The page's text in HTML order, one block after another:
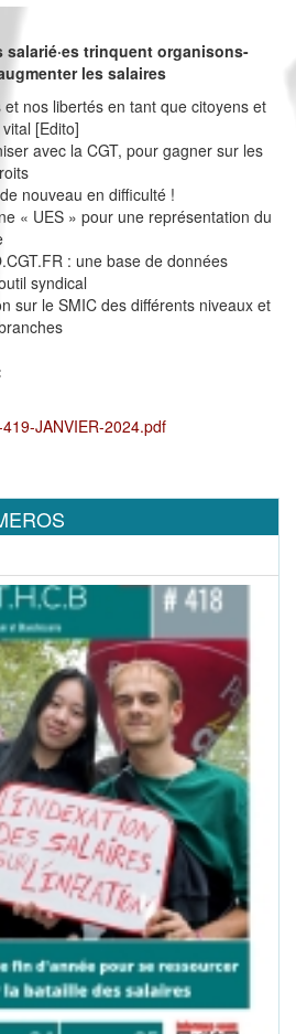
trinquent organisons-
les salaires
nos libertés en tant que citoyens et
[Edito]
avec la CGT, pour gagner sur les
nouveau en difficulté !
« UES » pour une représentation du
: une base de données
syndical
sur le SMIC des différents niveaux et
JANVIER-2024.pdf